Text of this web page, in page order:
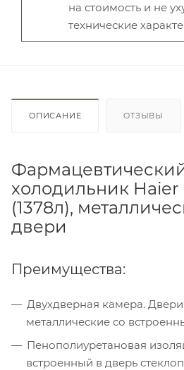
на стоимость и не
технические
ОПИСАНИЕ ОТЗЫВЫ
холодильник Haier
(1378л),
двери
Преимущества:
Двухдверная камера.
металлические со
Пенополиуретановая
встроенный в дверь